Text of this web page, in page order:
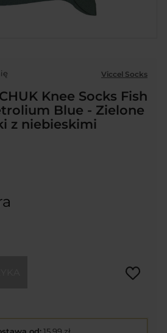
Viccel Socks
Knee Socks Fish
Blue - Zielone
z niebieskimi
od:15,99 zł